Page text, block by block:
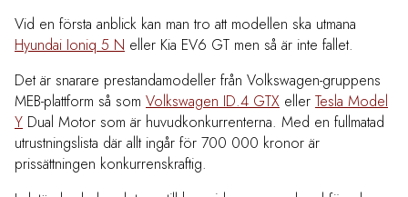
Vid en första anblick kan man tro att modellen ska utmana
Hyundai Ioniq 5 N eller Kia EV6 GT men så är inte fallet.
Det är snarare prestandamodeller från Volkswagen-gruppens
MEB-plattform så som Volkswagen ID.4 GTX eller Tesla Model
Y Dual Motor som är huvudkonkurrenterna. Med en fullmatad
utrustningslista där allt ingår för 700 000 kronor är
prissättningen konkurrenskraftig.